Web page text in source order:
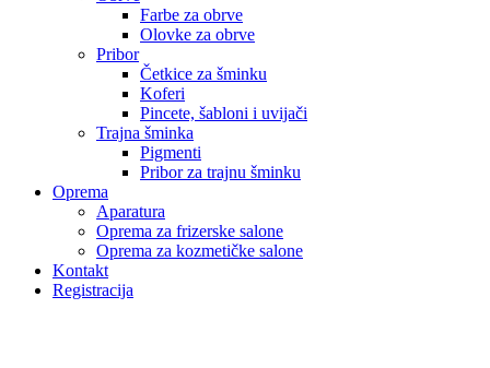
Farbe za obrve
Olovke za obrve
Pribor
Četkice za šminku
Koferi
Pincete, šabloni i uvijači
Trajna šminka
Pigmenti
Pribor za trajnu šminku
Oprema
Aparatura
Oprema za frizerske salone
Oprema za kozmetičke salone
Kontakt
Registracija